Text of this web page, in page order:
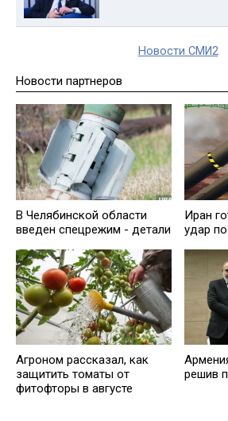
Новости СМИ2
Новости партнеров
В Челябинской области
введен спецрежим - детали
Иран
удар
Агроном рассказал, как
защитить томаты от
фитофторы в августе
решив